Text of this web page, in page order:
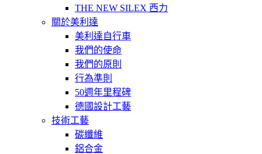
THE NEW SILEX 西力
關於美利達
美利達自行車
我們的使命
我們的原則
行為準則
50週年里程碑
德國設計工藝
技術工藝
碳纖維
鋁合金